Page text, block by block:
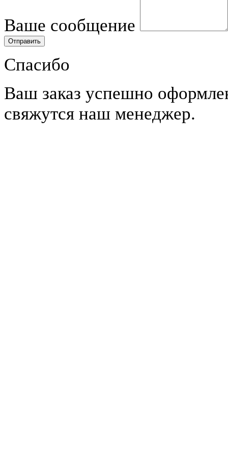
Ваше сообщение
Спасибо
Ваш заказ успешно
свяжутся наш менеджер.